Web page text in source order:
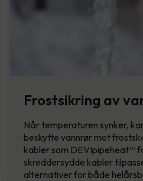
Frostsikring av
Når temperaturen synker,
beskytte vannrør mot
kabler som DEVIpipeheat™
skreddersydde kabler
alternativer for både